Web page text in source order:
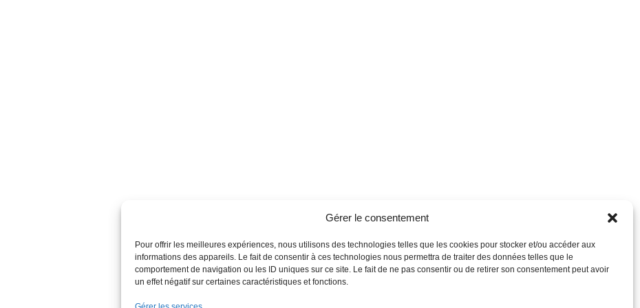
Gérer le consentement
Pour offrir les meilleures expériences, nous utilisons des technologies telles que les cookies pour stocker et/ou accéder aux
informations des appareils. Le fait de consentir à ces technologies nous permettra de traiter des données telles que le
comportement de navigation ou les ID uniques sur ce site. Le fait de ne pas consentir ou de retirer son consentement peut avoir
un effet négatif sur certaines caractéristiques et fonctions.